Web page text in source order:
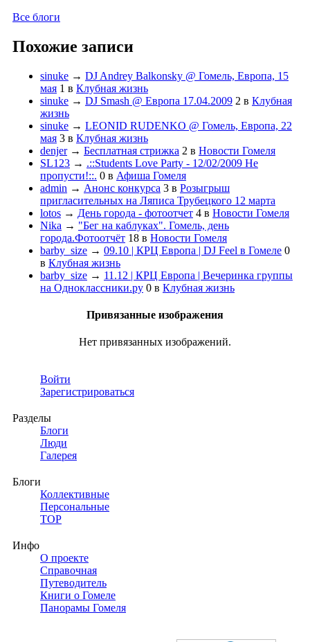
Все блоги
Похожие записи
sinuke → DJ Andrey Balkonsky @ Гомель, Европа, 15
мая 1 в Клубная жизнь
sinuke → DJ Smash @ Европа 17.04.2009 2 в Клубная
жизнь
sinuke → LEONID RUDENKO @ Гомель, Европа, 22
мая 3 в Клубная жизнь
denjer→ Бесплатная стрижка 2 в Новости Гомеля
SL123 → .::Students Love Party - 12/02/2009 Не
пропусти!::. 0 в Афиша Гомеля
admin → Анонс конкурса 3 в Розыгрыш
пригласительных на Ляписа Трубецкого 12 марта
lotos → День города - фотоотчет 4 в Новости Гомеля
Nika → "Бег на каблуках". Гомель, день
города.Фотоотчёт 18 в Новости Гомеля
barby_size → 09.10 | КРЦ Европа | DJ Feel в Гомеле 0
в Клубная жизнь
barby_size → 11.12 | КРЦ Европа | Вечеринка группы
на Одноклассники.ру 0 в Клубная жизнь
Привязанные изображения
Нет привязанных изображений.
Войти
Зарегистрироваться
Разделы
Блоги
Люди
Галерея
Блоги
Коллективные
Персональные
TOP
Инфо
О проекте
Справочная
Путеводитель
Книги о Гомеле
Панорамы Гомеля